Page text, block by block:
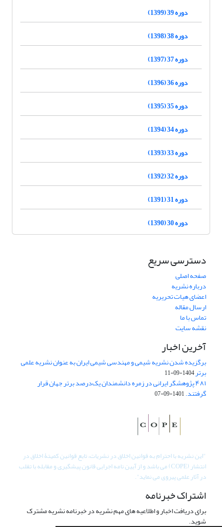
دوره 39 (1399)
دوره 38 (1398)
دوره 37 (1397)
دوره 36 (1396)
دوره 35 (1395)
دوره 34 (1394)
دوره 33 (1393)
دوره 32 (1392)
دوره 31 (1391)
دوره 30 (1390)
دسترسی سریع
صفحه اصلی
درباره نشریه
اعضای هیات تحریریه
ارسال مقاله
تماس با ما
نقشه سایت
آخرین اخبار
برگزیده شدن نشریه شیمی و مهندسی شیمی ایران به عنوان نشریه علمی
برتر1404-09-11
۴۸۱ پژوهشگر ایرانی در زمره دانشمندان یک‌درصد برتر جهان قرار
گرفتند.1401-09-07
"این نشریه با احترام به قوانین اخلاق در نشریات، تابع قوانین کمیتۀ اخلاق در
انتشار (COPE) می باشد و از آیین نامه اجرایی قانون پیشگیری و مقابله با تقلب
در آثار علمی پیروی می نماید".
اشتراک خبرنامه
برای دریافت اخبار و اطلاعیه های مهم نشریه در خبرنامه نشریه مشترک
شوید.